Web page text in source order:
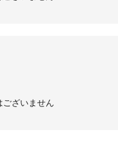
ございません